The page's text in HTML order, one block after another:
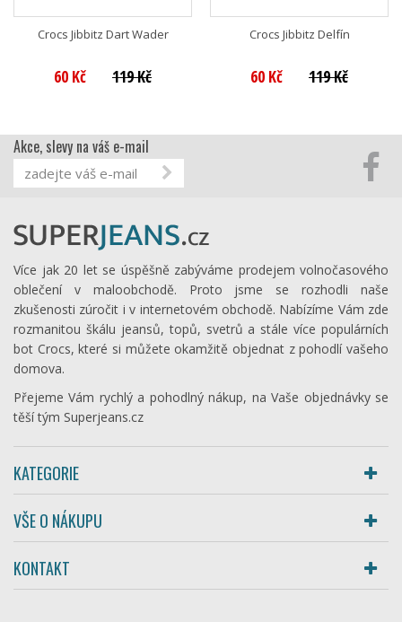
Crocs Jibbitz Dart Wader
60 Kč 119 Kč
Crocs Jibbitz Delfín
60 Kč 119 Kč
Akce, slevy na váš e-mail
Více jak 20 let se úspěšně zabýváme prodejem volnočasového
oblečení v maloobchodě. Proto jsme se rozhodli naše
zkušenosti zúročit i v internetovém obchodě. Nabízíme Vám zde
rozmanitou škálu jeansů, topů, svetrů a stále více populárních
bot Crocs, které si můžete okamžitě objednat z pohodlí vašeho
domova.
Přejeme Vám rychlý a pohodlný nákup, na Vaše objednávky se
těší tým Superjeans.cz
KATEGORIE
VŠE O NÁKUPU
KONTAKT